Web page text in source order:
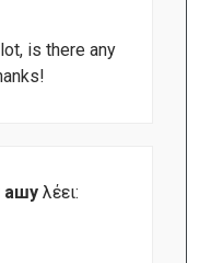
is there any
ашу λέει: